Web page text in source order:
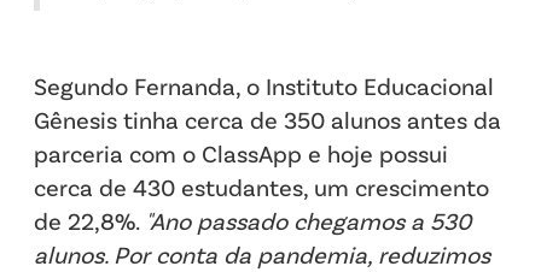
Segundo Fernanda, o Instituto Educacional
Gênesis tinha cerca de 350 alunos antes da
parceria com o ClassApp e hoje possui
cerca de 430 estudantes, um crescimento
de 22,8%. "Ano passado chegamos a 530
alunos. Por conta da pandemia, reduzimos